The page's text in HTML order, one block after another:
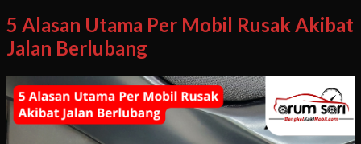
5 Alasan Utama Per Mobil Rusak Akibat
Jalan Berlubang